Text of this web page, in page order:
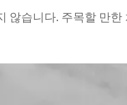
않습니다. 주목할 만